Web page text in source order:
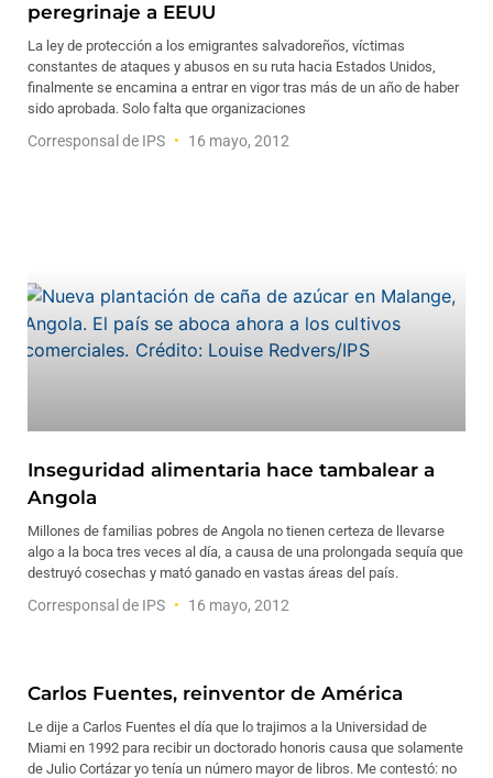
peregrinaje a EEUU
La ley de protección a los emigrantes salvadoreños, víctimas
constantes de ataques y abusos en su ruta hacia Estados Unidos,
finalmente se encamina a entrar en vigor tras más de un año de haber
sido aprobada. Solo falta que organizaciones
Corresponsal de IPS 16 mayo, 2012
Inseguridad alimentaria hace tambalear a
Angola
Millones de familias pobres de Angola no tienen certeza de llevarse
algo a la boca tres veces al día, a causa de una prolongada sequía que
destruyó cosechas y mató ganado en vastas áreas del país.
Corresponsal de IPS 16 mayo, 2012
Carlos Fuentes, reinventor de América
Le dije a Carlos Fuentes el día que lo trajimos a la Universidad de
Miami en 1992 para recibir un doctorado honoris causa que solamente
de Julio Cortázar yo tenía un número mayor de libros. Me contestó: no